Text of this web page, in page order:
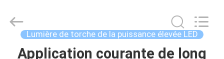
International
Trade
Lumière de torche de la puissance élevée LED
Application courante de long